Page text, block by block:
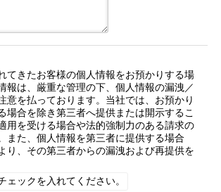
てきたお客様の個人情報をお預かりする場
報は、厳重な管理の下、個人情報の漏洩／
意を払っております。当社では、お預かり
場合を除き第三者へ提供または開示するこ
用を受ける場合や法的強制力のある請求の
また、個人情報を第三者に提供する場合
り、その第三者からの漏洩および再提供を
ックを入れてください。